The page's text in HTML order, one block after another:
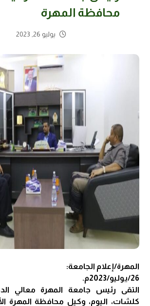
محافظة المهرة
يوليو 26, 2023
المهرة/إعلام الجامعة:
26/يوليو/2023م.
التقى رئيس جامعة المهرة معالي
كلشات، اليوم، وكيل محافظة المهرة